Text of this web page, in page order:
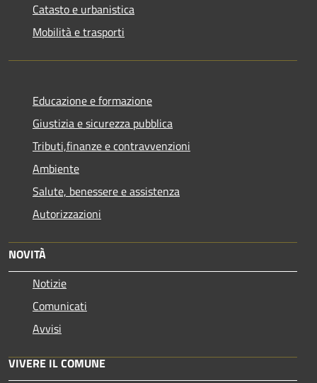
Catasto e urbanistica
Mobilità e trasporti
Educazione e formazione
Giustizia e sicurezza pubblica
Tributi,finanze e contravvenzioni
Ambiente
Salute, benessere e assistenza
Autorizzazioni
NOVITÀ
Notizie
Comunicati
Avvisi
VIVERE IL COMUNE